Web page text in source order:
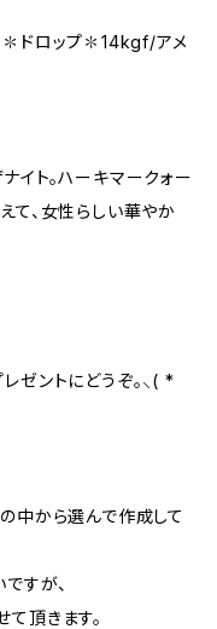
✽ドロップ✽14kgf/アメ
イト。ハーキマークォー
て、女性らしい華やか
ゼントにどうぞ。⸜( *
中から選んで作成して
すが、
頂きます。